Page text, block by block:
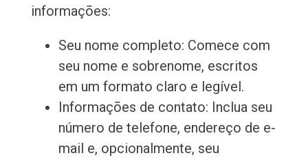
informações:
Seu nome completo: Comece com
seu nome e sobrenome, escritos
em um formato claro e legível.
Informações de contato: Inclua seu
número de telefone, endereço de e-
mail e, opcionalmente, seu